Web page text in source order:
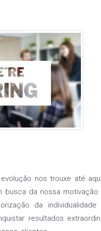
nos trouxe até
busca da nossa
da
resultados